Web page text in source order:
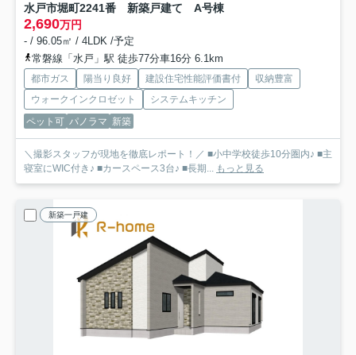
水戸市堀町2241番 新築戸建て A号棟
2,690万円
- / 96.05㎡ / 4LDK /予定
常磐線「水戸」駅 徒歩77分車16分 6.1km
都市ガス 陽当り良好 建設住宅性能評価書付
収納豊富
ウォークインクロゼット
システムキッチン
ペット可 パノラマ 新築
＼撮影スタッフが現地を徹底レポート！／ ■小中学校徒歩10分圏内♪ ■主
寝室にWIC付き♪ ■カースペース3台♪ ■長期... もっと見る
新築一戸建